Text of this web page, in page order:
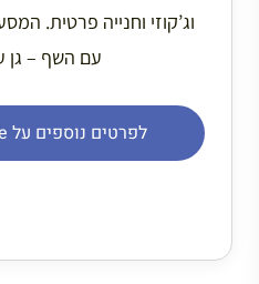
וג’קוזי וחנייה פרטית.
עם השף – גן
לפרטים נוספים על Plaza Madeleine